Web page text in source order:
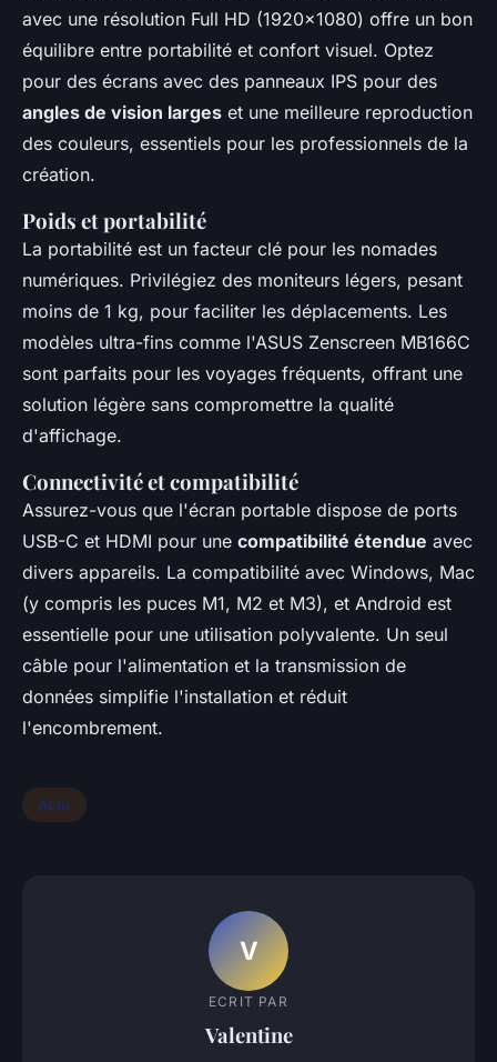
avec une résolution Full HD (1920x1080) offre un bon
équilibre entre portabilité et confort visuel. Optez
pour des écrans avec des panneaux IPS pour des
angles de vision larges et une meilleure reproduction
des couleurs, essentiels pour les professionnels de la
création.
Poids et portabilité
La portabilité est un facteur clé pour les nomades
numériques. Privilégiez des moniteurs légers, pesant
moins de 1 kg, pour faciliter les déplacements. Les
modèles ultra-fins comme l'ASUS Zenscreen MB166C
sont parfaits pour les voyages fréquents, offrant une
solution légère sans compromettre la qualité
d'affichage.
Connectivité et compatibilité
Assurez-vous que l'écran portable dispose de ports
USB-C et HDMI pour une compatibilité étendue avec
divers appareils. La compatibilité avec Windows, Mac
(y compris les puces M1, M2 et M3), et Android est
essentielle pour une utilisation polyvalente. Un seul
câble pour l'alimentation et la transmission de
données simplifie l'installation et réduit
l'encombrement.
Actu
V
ECRIT PAR
Valentine